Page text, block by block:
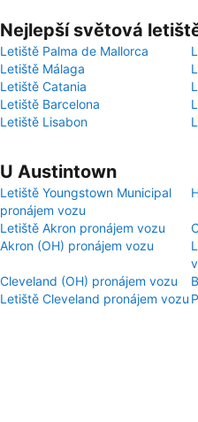
Nejlepší světová
Letiště Palma de Mallorca
Letiště Málaga
Letiště Catania
Letiště Barcelona
Letiště Lisabon
U Austintown
Letiště Youngstown Municipal
pronájem vozu
Letiště Akron pronájem vozu
Akron (OH) pronájem vozu
Cleveland (OH) pronájem vozu
Letiště Cleveland pronájem vozu